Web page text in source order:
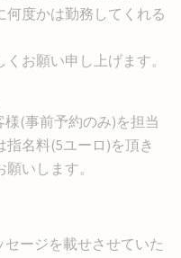
何度かは勤務してくれる
お願い申し上げます。
様(事前予約のみ)を担当
名料(5ユーロ)を頂き
いします。
セージを載せさせていた